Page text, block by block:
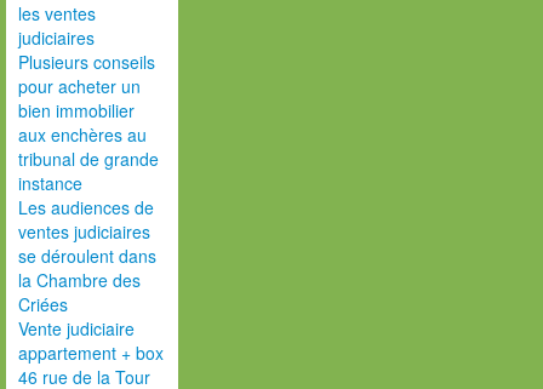
les ventes
judiciaires
Plusieurs conseils
pour acheter un
bien immobilier
aux enchères au
tribunal de grande
instance
Les audiences de
ventes judiciaires
se déroulent dans
la Chambre des
Criées
Vente judiciaire
appartement + box
46 rue de la Tour